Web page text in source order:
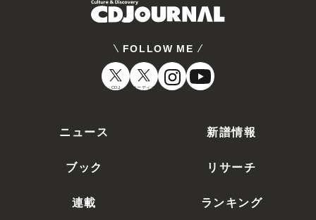
FOLLOW ME
CDJ オーディオ
ニュース 新譜情報
ブック リサーチ
連載 ランキング